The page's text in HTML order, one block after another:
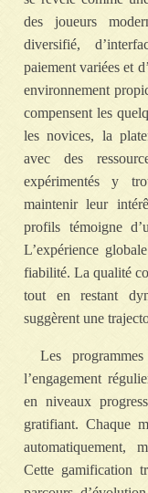
des joueurs
diversifié,
paiement variées et
environnement
compensent les
les novices, la
avec des
expérimentés y
maintenir leur
profils témoigne
L’expérience
fiabilité. La qualité
tout en restant
suggèrent une
Les
l’engagement
en niveaux
gratifiant. Chaque
automatiquement,
Cette gamification